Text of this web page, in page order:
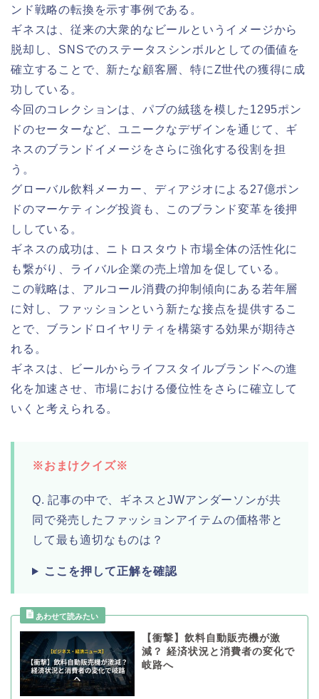
ンド戦略の転換を示す事例である。
ギネスは、従来の大衆的なビールというイメージから
脱却し、SNSでのステータスシンボルとしての価値を
確立することで、新たな顧客層、特にZ世代の獲得に成
功している。
今回のコレクションは、パブの絨毯を模した1295ポン
ドのセーターなど、ユニークなデザインを通じて、ギ
ネスのブランドイメージをさらに強化する役割を担
う。
グローバル飲料メーカー、ディアジオによる27億ポン
ドのマーケティング投資も、このブランド変革を後押
ししている。
ギネスの成功は、ニトロスタウト市場全体の活性化に
も繋がり、ライバル企業の売上増加を促している。
この戦略は、アルコール消費の抑制傾向にある若年層
に対し、ファッションという新たな接点を提供するこ
とで、ブランドロイヤリティを構築する効果が期待さ
れる。
ギネスは、ビールからライフスタイルブランドへの進
化を加速させ、市場における優位性をさらに確立して
いくと考えられる。
※おまけクイズ※
Q. 記事の中で、ギネスとJWアンダーソンが共
同で発売したファッションアイテムの価格帯と
して最も適切なものは？
ここを押して正解を確認
【衝撃】飲料自動販売機が激
減？ 経済状況と消費者の変化で
岐路へ